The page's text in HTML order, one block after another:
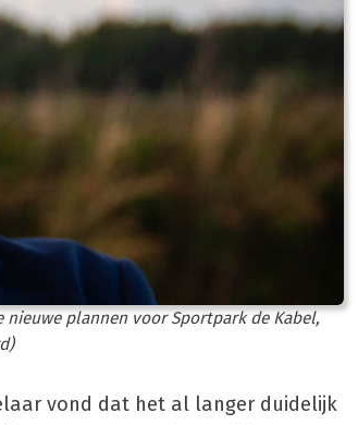
plannen voor Sportpark de Kabel,
vond dat het al langer duidelijk